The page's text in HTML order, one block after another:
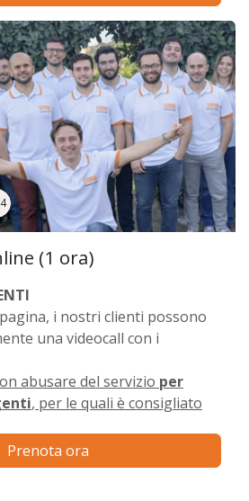
(1 ora)
i nostri clienti possono
una videocall con i
abusare del servizio per
, per le quali è consigliato
Prenota ora